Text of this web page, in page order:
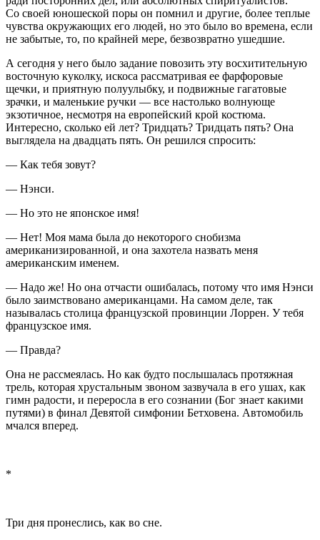
Со своей юношеской поры он помнил и другие, более теплые
чувства окружающих его людей, но это было во времена, если
не забытые, то, по крайней мере, безвозвратно ушедшие.
А сегодня у него было задание повозить эту восхитительную
восточную куколку, искоса рассматривая ее фарфоровые
щечки, и приятную полуулыбку, и подвижные гагатовые
зрачки, и маленькие ручки — все настолько волнующе
экзотичное, несмотря на европейский крой костюма.
Интересно, сколько ей лет? Тридцать? Тридцать пять? Она
выглядела на двадцать пять. Он решился спросить:
— Как тебя зовут?
— Нэнси.
— Но это не японское имя!
— Нет! Моя мама была до некоторого снобизма
американизированной, и она захотела назвать меня
американским именем.
— Надо же! Но она отчасти ошибалась, потому что имя Нэнси
было заимствовано американцами. На самом деле, так
называлась столица французской провинции Лоррен. У тебя
французское имя.
— Правда?
Она не рассмеялась. Но как будто послышалась протяжная
трель, которая хрустальным звоном зазвучала в его ушах, как
гимн радости, и переросла в его сознании (Бог знает какими
путями) в финал Девятой симфонии Бетховена. Автомобиль
мчался вперед.
*
Три дня пронеслись, как во сне.